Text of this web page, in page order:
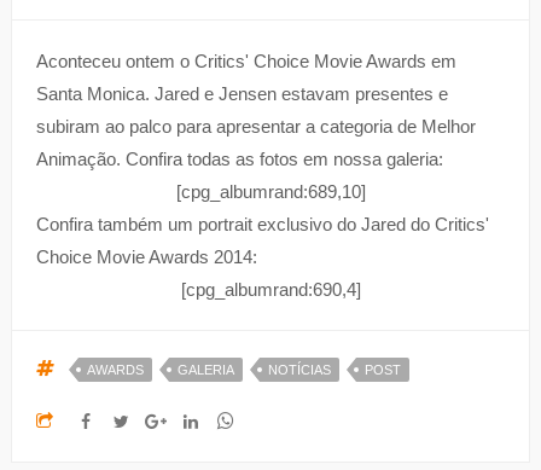
Aconteceu ontem o Critics' Choice Movie Awards em
Santa Monica. Jared e Jensen estavam presentes e
subiram ao palco para apresentar a categoria de Melhor
Animação. Confira todas as fotos em nossa galeria:
[cpg_albumrand:689,10]
Confira também um portrait exclusivo do Jared do Critics'
Choice Movie Awards 2014:
[cpg_albumrand:690,4]
AWARDS GALERIA NOTÍCIAS POST